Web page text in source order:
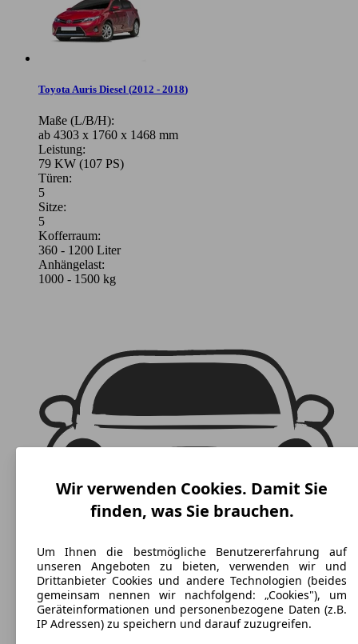
Toyota Auris Diesel (2012 - 2018)
Maße (L/B/H):
ab 4303 x 1760 x 1468 mm
Leistung:
79 KW (107 PS)
Türen:
5
Sitze:
5
Kofferraum:
360 - 1200 Liter
Anhängelast:
1000 - 1500 kg
Wir verwenden Cookies. Damit Sie
finden, was Sie brauchen.
Um Ihnen die bestmögliche Benutzererfahrung auf
unseren Angeboten zu bieten, verwenden wir und
Drittanbieter Cookies und andere Technologien (beides
gemeinsam nennen wir nachfolgend: „Cookies"), um
Geräteinformationen und personenbezogene Daten (z.B.
IP Adressen) zu speichern und darauf zuzugreifen.